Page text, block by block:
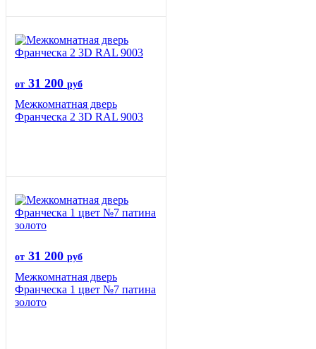
от 31 200 руб
Межкомнатная дверь
Франческа 2 3D RAL 9003
от 31 200 руб
Межкомнатная дверь
Франческа 1 цвет №7 патина
золото